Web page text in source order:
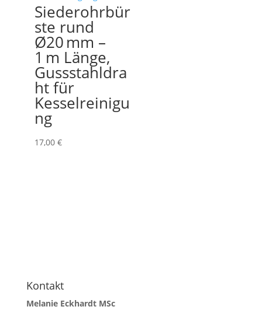
Siederohrbür
ste rund
Ø20 mm –
1 m Länge,
Gussstahldra
ht für
Kesselreinigu
ng
17,00 €
Kontakt
Melanie Eckhardt MSc